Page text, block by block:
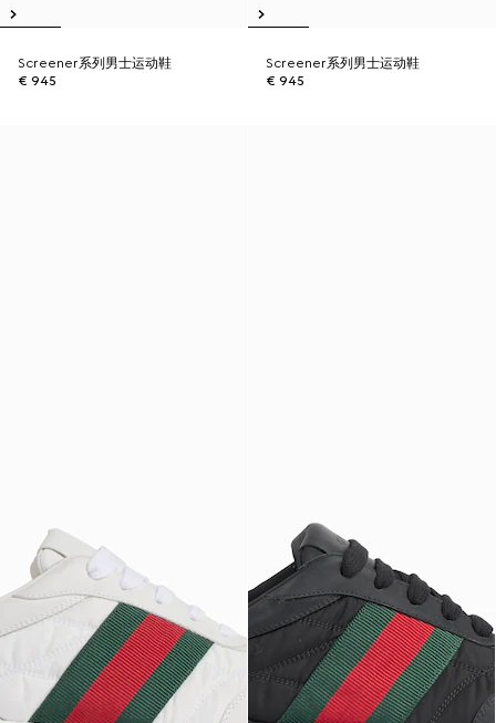
Screener系列男士运动鞋
€ 945
Screener系列男士运动鞋
€ 945